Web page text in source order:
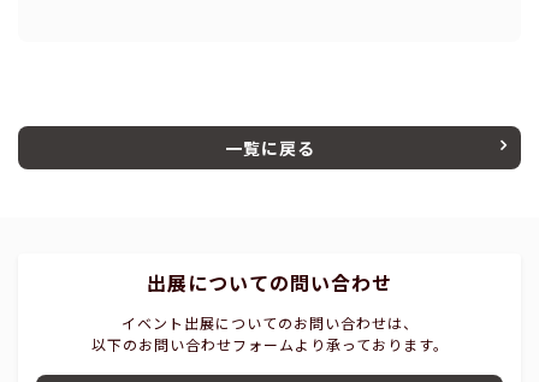
一覧に戻る
出展についての問い合わせ
イベント出展についてのお問い合わせは、
以下のお問い合わせフォームより承っております。